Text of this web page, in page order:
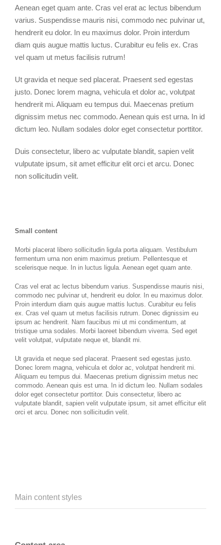
Aenean eget quam ante. Cras vel erat ac lectus bibendum
varius. Suspendisse mauris nisi, commodo nec pulvinar ut,
hendrerit eu dolor. In eu maximus dolor. Proin interdum
diam quis augue mattis luctus. Curabitur eu felis ex. Cras
vel quam ut metus facilisis rutrum!
Ut gravida et neque sed placerat. Praesent sed egestas
justo. Donec lorem magna, vehicula et dolor ac, volutpat
hendrerit mi. Aliquam eu tempus dui. Maecenas pretium
dignissim metus nec commodo. Aenean quis est urna. In id
dictum leo. Nullam sodales dolor eget consectetur porttitor.
Duis consectetur, libero ac vulputate blandit, sapien velit
vulputate ipsum, sit amet efficitur elit orci et arcu. Donec
non sollicitudin velit.
Small content
Morbi placerat libero sollicitudin ligula porta aliquam. Vestibulum
fermentum urna non enim maximus pretium. Pellentesque et
scelerisque neque. In in luctus ligula. Aenean eget quam ante.
Cras vel erat ac lectus bibendum varius. Suspendisse mauris nisi,
commodo nec pulvinar ut, hendrerit eu dolor. In eu maximus dolor.
Proin interdum diam quis augue mattis luctus. Curabitur eu felis
ex. Cras vel quam ut metus facilisis rutrum. Donec dignissim eu
ipsum ac hendrerit. Nam faucibus mi ut mi condimentum, at
tristique urna sodales. Morbi laoreet bibendum viverra. Sed eget
velit volutpat, vulputate neque et, blandit mi.
Ut gravida et neque sed placerat. Praesent sed egestas justo.
Donec lorem magna, vehicula et dolor ac, volutpat hendrerit mi.
Aliquam eu tempus dui. Maecenas pretium dignissim metus nec
commodo. Aenean quis est urna. In id dictum leo. Nullam sodales
dolor eget consectetur porttitor. Duis consectetur, libero ac
vulputate blandit, sapien velit vulputate ipsum, sit amet efficitur elit
orci et arcu. Donec non sollicitudin velit.
Main content styles